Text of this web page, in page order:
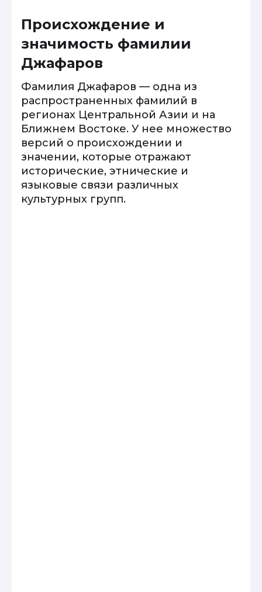
Происхождение и
значимость фамилии
Джафаров
Фамилия Джафаров — одна из
распространенных фамилий в
регионах Центральной Азии и на
Ближнем Востоке. У нее множество
версий о происхождении и
значении, которые отражают
исторические, этнические и
языковые связи различных
культурных групп.